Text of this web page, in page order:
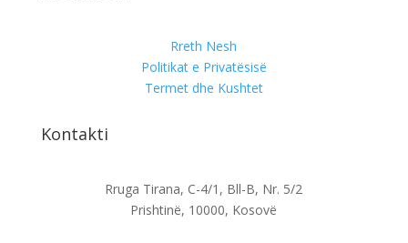
Rreth Nesh
Politikat e Privatësisë
Termet dhe Kushtet
Kontakti
Rruga Tirana, C-4/1, Bll-B, Nr. 5/2
Prishtinë, 10000, Kosovë